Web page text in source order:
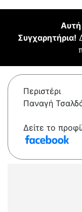
Αυτή
Συγχαρητήρια!
Περιστέρι
Παναγή
Δείτε το